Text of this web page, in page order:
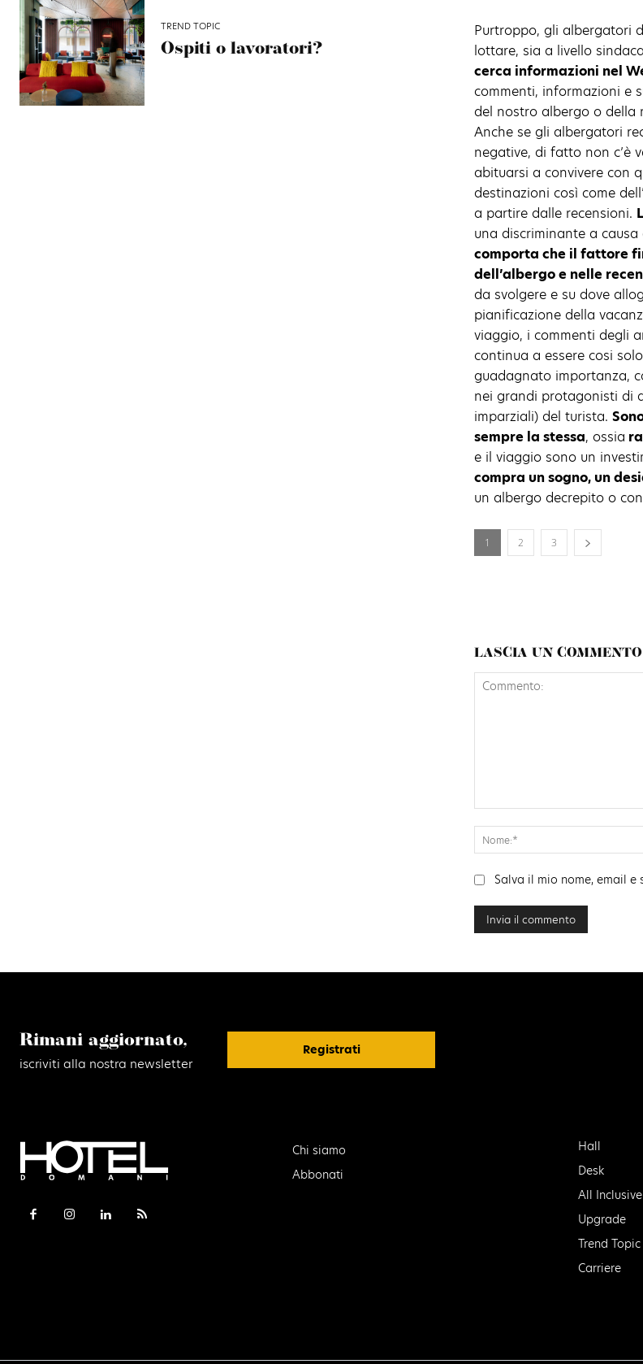
TREND TOPIC
Ospiti o lavoratori?
Purtroppo, gli albergatori
lottare, sia a livello
cerca informazioni nel
commenti, informazioni e
del nostro albergo o della
Anche se gli albergatori
negative, di fatto non c’è
abituarsi a convivere con
destinazioni così come
a partire dalle recensioni.
una discriminante a
comporta che il fattore
dell’albergo e nelle
da svolgere e su dove
pianificazione della
viaggio, i commenti degli
continua a essere cosi
guadagnato importanza,
nei grandi protagonisti di
imparziali) del turista.
sempre la stessa, ossia
e il viaggio sono un
compra un sogno, un
un albergo decrepito o
1 2 3
LASCIA UN COMMENTO
Salva il mio nome, email
Rimani aggiornato,
iscriviti alla nostra newsletter
Registrati
Chi siamo
Abbonati
Hall
Desk
All Inclusive
Upgrade
Trend Topic
Carriere